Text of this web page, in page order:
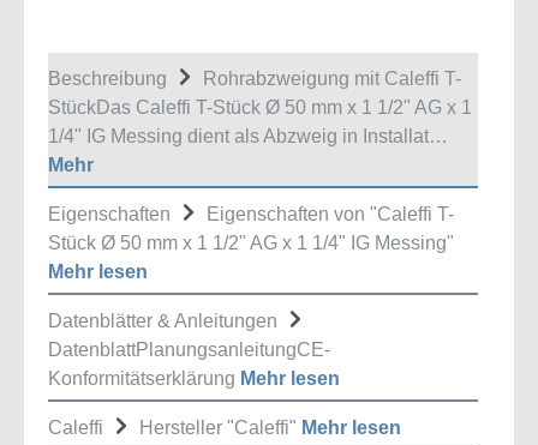
Beschreibung
Rohrabzweigung mit Caleffi T-
StückDas Caleffi T-Stück Ø 50 mm x 1 1/2" AG x 1
1/4" IG Messing dient als Abzweig in Installat…
Mehr
Eigenschaften
Eigenschaften von "Caleffi T-
Stück Ø 50 mm x 1 1/2" AG x 1 1/4" IG Messing"
Mehr lesen
Datenblätter & Anleitungen
DatenblattPlanungsanleitungCE-
Konformitätserklärung Mehr lesen
Caleffi Hersteller "Caleffi" Mehr lesen